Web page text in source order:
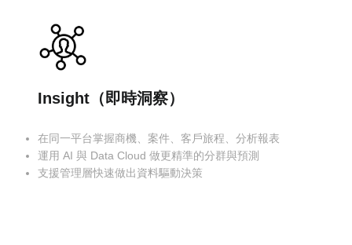
Insight（即時洞察）
在同一平台掌握商機、案件、客戶旅程、分析報表
運用 AI 與 Data Cloud 做更精準的分群與預測
支援管理層快速做出資料驅動決策